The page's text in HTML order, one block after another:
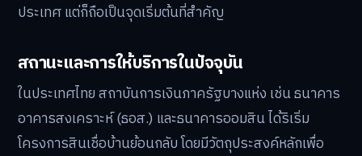
ประเทศ แต่ก็ถือเป็นจุดเริ่มต้นที่สำคัญ
สถานะและการให้บริการในปัจจุบัน
ในประเทศไทย สถาบันการเงินภาครัฐบางแห่ง เช่น ธนาคาร
อาคารสงเคราะห์ (ธอส.) และธนาคารออมสิน ได้ริเริ่ม
โครงการสินเชื่อบ้านย้อนกลับ โดยมีวัตถุประสงค์หลักเพื่อ